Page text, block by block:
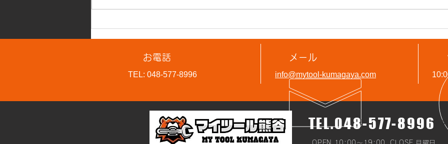
【中古品】Makita コンクリ
しました！
【中古品】日東工器 アトラエ
お買取りいたしました
(^▽^)/
【新
定
お電話
TEL: 048-577-8996
メール
info@mytool-kumagaya.com
〒 360-0801 埼玉県熊谷市中
TEL.048-577-8996